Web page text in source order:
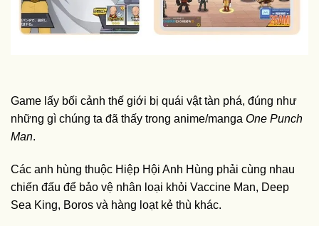
Game lấy bối cảnh thế giới bị quái vật tàn phá, đúng như
những gì chúng ta đã thấy trong anime/manga One Punch
Man.
Các anh hùng thuộc Hiệp Hội Anh Hùng phải cùng nhau
chiến đấu để bảo vệ nhân loại khỏi Vaccine Man, Deep
Sea King, Boros và hàng loạt kẻ thù khác.